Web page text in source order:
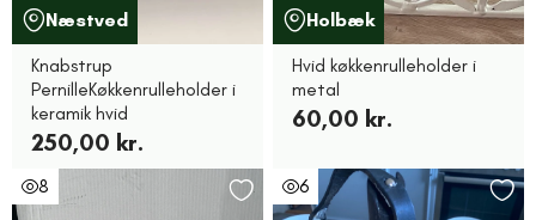
Næstved
Knabstrup
PernilleKøkkenrulleholder i
keramik hvid
250,00 kr.
Holbæk
Hvid køkkenrulleholder i
metal
60,00 kr.
8 6